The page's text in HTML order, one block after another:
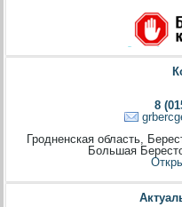
8
Гродненская область,
Большая